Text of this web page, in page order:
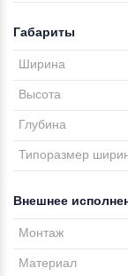
Габариты
Ширина
Высота
Глубина
Типоразмер
Внешнее
Монтаж
Материал